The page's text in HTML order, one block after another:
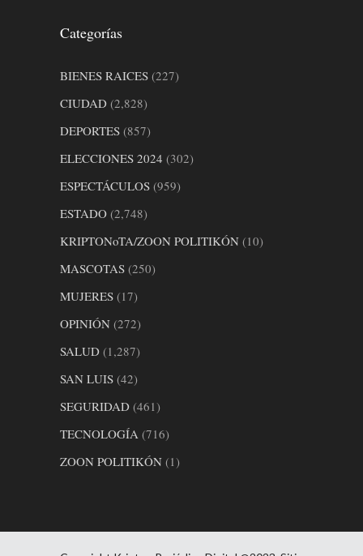
Categorías
BIENES RAICES (227)
CIUDAD (2,828)
DEPORTES (857)
ELECCIONES 2024 (302)
ESPECTÁCULOS (959)
ESTADO (2,748)
KRIPTONoTA/ZOON POLITIKÓN (10)
MASCOTAS (250)
MUJERES (17)
OPINIÓN (272)
SALUD (1,287)
SAN LUIS (42)
SEGURIDAD (461)
TECNOLOGÍA (716)
ZOON POLITIKÓN (1)